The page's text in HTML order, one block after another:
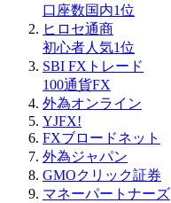
口座数国内1位
ヒロセ通商
初心者人気1位
SBI FXトレード
100通貨FX
外為オンライン
YJFX!
FXブロードネット
外為ジャパン
GMOクリック証券
マネーパートナーズ